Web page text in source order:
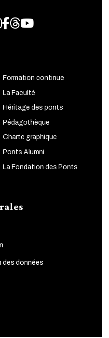
Instagram
Facebook
Threads
Youtube
Formation continue
La Faculté
Héritage des ponts
Pédagothèque
Charte graphique
Ponts Alumni
La Fondation des Ponts
données